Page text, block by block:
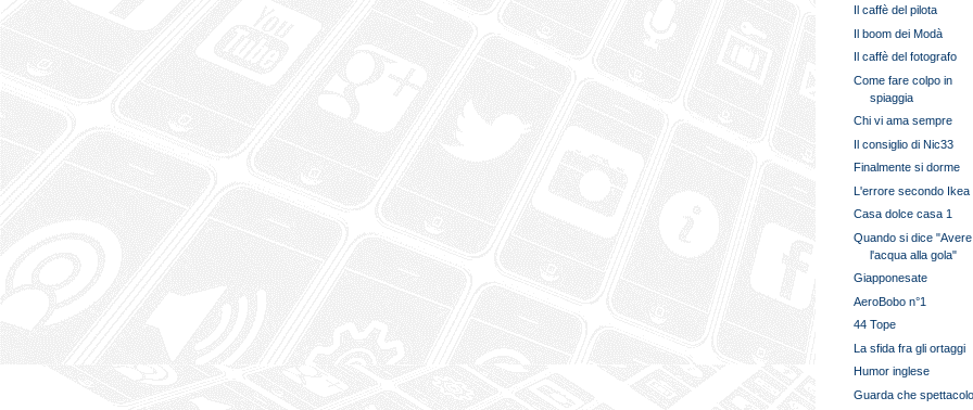
Il caffè del pilota
Il boom dei Modà
Il caffè del fotografo
Come fare colpo in
spiaggia
Chi vi ama sempre
Il consiglio di Nic33
Finalmente si dorme
L'errore secondo Ikea
Casa dolce casa 1
Quando si dice "Avere
l'acqua alla gola"
Giapponesate
AeroBobo n°1
44 Tope
La sfida fra gli ortaggi
Humor inglese
Guarda che